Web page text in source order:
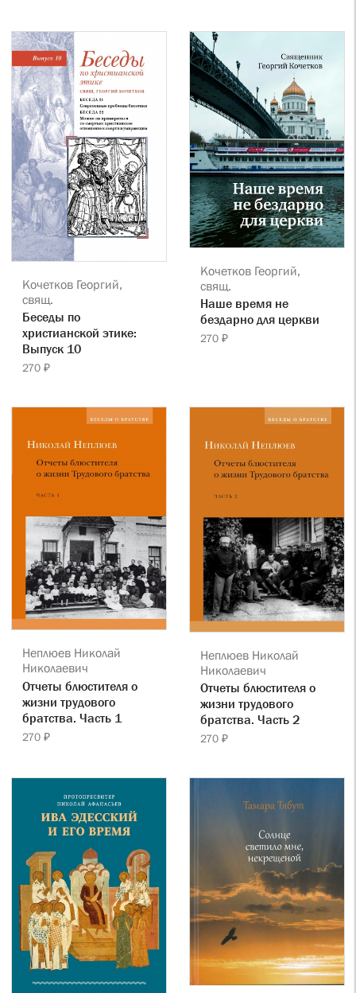
Кочетков Георгий,
свящ.
Беседы по
христианской этике:
Выпуск 10
270 ₽
Кочетков Георгий,
свящ.
Наше время не
бездарно для церкви
270 ₽
Неплюев Николай
Николаевич
Отчеты блюстителя о
жизни трудового
братства. Часть 1
270 ₽
Неплюев Николай
Николаевич
Отчеты блюстителя о
жизни трудового
братства. Часть 2
270 ₽